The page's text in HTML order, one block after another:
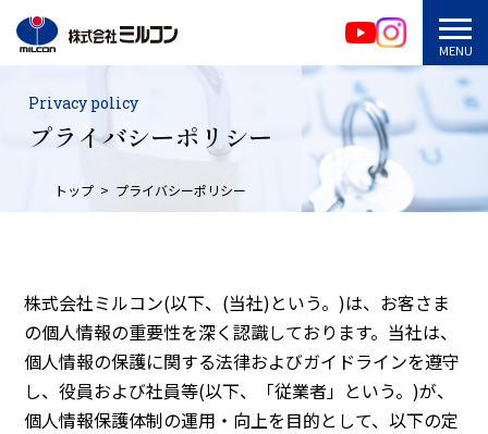
Privacy policy
プライバシーポリシー
トップ プライバシーポリシー
株式会社ミルコン(以下、(当社)という。)は、お客さま
の個人情報の重要性を深く認識しております。当社は、
個人情報の保護に関する法律およびガイドラインを遵守
し、役員および社員等(以下、「従業者」という。)が、
個人情報保護体制の運用・向上を目的として、以下の定